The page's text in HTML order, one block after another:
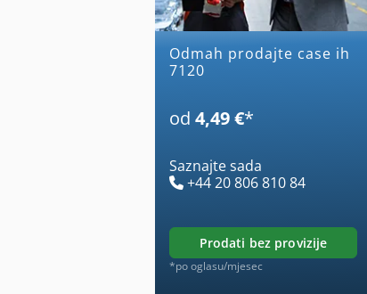
Odmah prodajte case ih
7120
od 4,49 €*
Saznajte sada
+44 20 806 810 84
prodati bez provizije
*po oglasu/mjesec